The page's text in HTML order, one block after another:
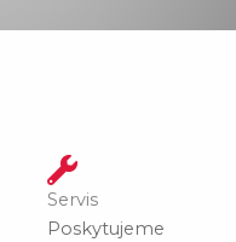
Servis
Poskytujeme